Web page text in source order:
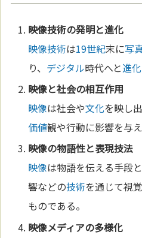
映像技術の発明と進化
映像技術は19世紀末に写
り、 デジタル時代へと進化
映像と社会の相互作用
映像は社会や文化を映し
価値観や行動に影響を与
映像の物語性と表現技法
映像は物語を伝える手段
響などの技術を通じて視
ものである。
映像メディアの多様化